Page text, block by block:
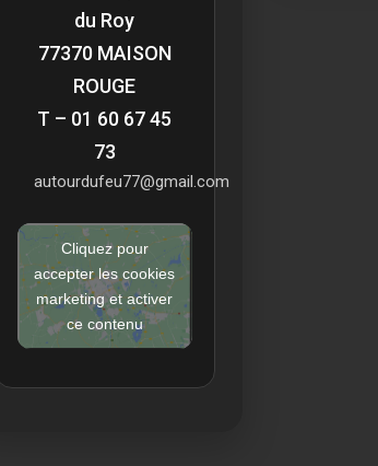
du Roy
77370 MAISON
ROUGE
T – 01 60 67 45
73
autourdufeu77@gmail.com
Cliquez pour
accepter les cookies
marketing et activer
ce contenu